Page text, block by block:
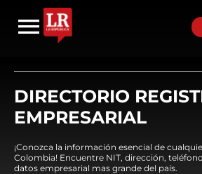
DIRECTORIO
EMPRESARIAL
¡Conozca la información esencial de
Colombia! Encuentre NIT, dirección,
datos empresarial mas grande del país.